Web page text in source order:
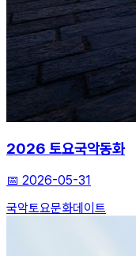
2026 토요국악동화
📅 2026-05-31
국악토요문화데이트